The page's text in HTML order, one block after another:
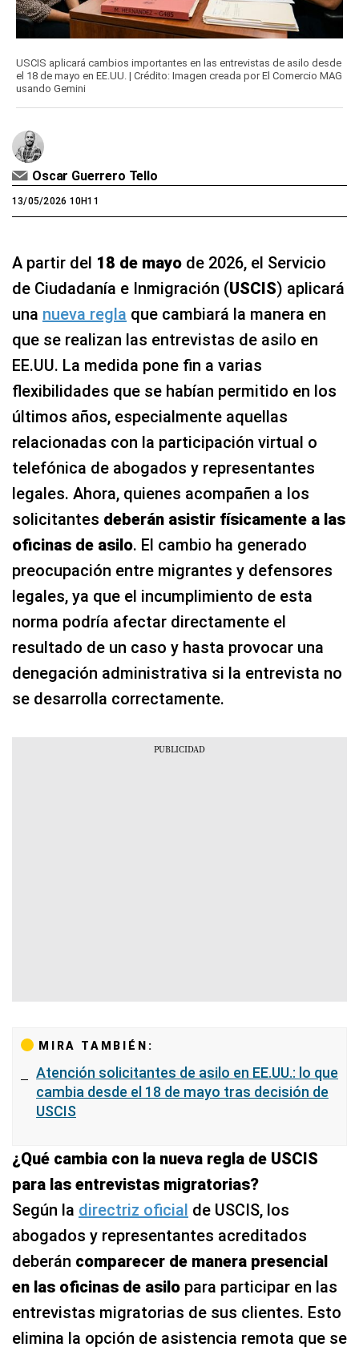
USCIS aplicará cambios importantes en las entrevistas de asilo desde
el 18 de mayo en EE.UU. | Crédito: Imagen creada por El Comercio MAG
usando Gemini
Oscar Guerrero Tello
13/05/2026 10H11
A partir del 18 de mayo de 2026, el Servicio
de Ciudadanía e Inmigración (USCIS) aplicará
una nueva regla que cambiará la manera en
que se realizan las entrevistas de asilo en
EE.UU. La medida pone fin a varias
flexibilidades que se habían permitido en los
últimos años, especialmente aquellas
relacionadas con la participación virtual o
telefónica de abogados y representantes
legales. Ahora, quienes acompañen a los
solicitantes deberán asistir físicamente a las
oficinas de asilo. El cambio ha generado
preocupación entre migrantes y defensores
legales, ya que el incumplimiento de esta
norma podría afectar directamente el
resultado de un caso y hasta provocar una
denegación administrativa si la entrevista no
se desarrolla correctamente.
MIRA TAMBIÉN:
Atención solicitantes de asilo en EE.UU.: lo que
cambia desde el 18 de mayo tras decisión de
USCIS
¿Qué cambia con la nueva regla de USCIS
para las entrevistas migratorias?
Según la directriz oficial de USCIS, los
abogados y representantes acreditados
deberán comparecer de manera presencial
en las oficinas de asilo para participar en las
entrevistas migratorias de sus clientes. Esto
elimina la opción de asistencia remota que se